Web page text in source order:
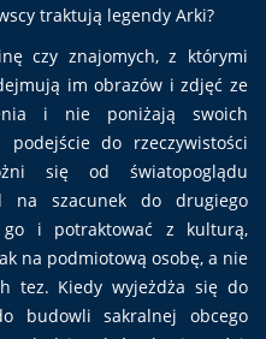
traktują legendy Arki?
czy znajomych, z którymi
im obrazów i zdjęć ze
i nie poniżają swoich
do rzeczywistości
się od światopoglądu
na szacunek do drugiego
go i potraktować z kulturą,
na podmiotową osobę, a nie
tez. Kiedy wyjeżdża się do
budowli sakralnej obcego